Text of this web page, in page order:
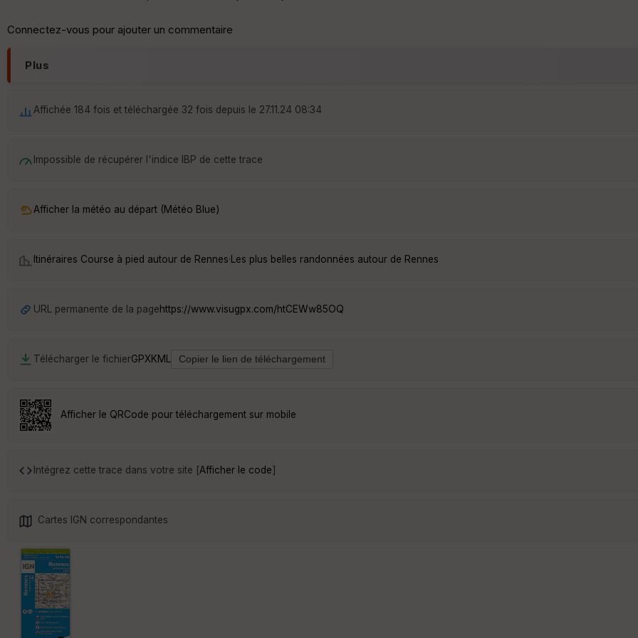
Connectez-vous pour ajouter un commentaire
Plus
Affichée 184 fois et téléchargée 32 fois depuis le 27.11.24 08:34
Impossible de récupérer l'indice IBP de cette trace
Afficher la météo au départ (Météo Blue)
Itinéraires Course à pied autour de Rennes· Les plus belles randonnées autour de Rennes
URL permanente de la pagehttps://www.visugpx.com/htCEWw85OQ
Télécharger le fichierGPXKML
Afficher le QRCode pour téléchargement sur mobile
Intégrez cette trace dans votre site [Afficher le code]
Cartes IGN correspondantes